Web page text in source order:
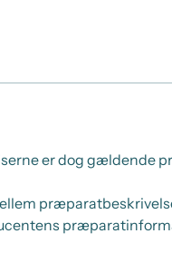
er dog gældende